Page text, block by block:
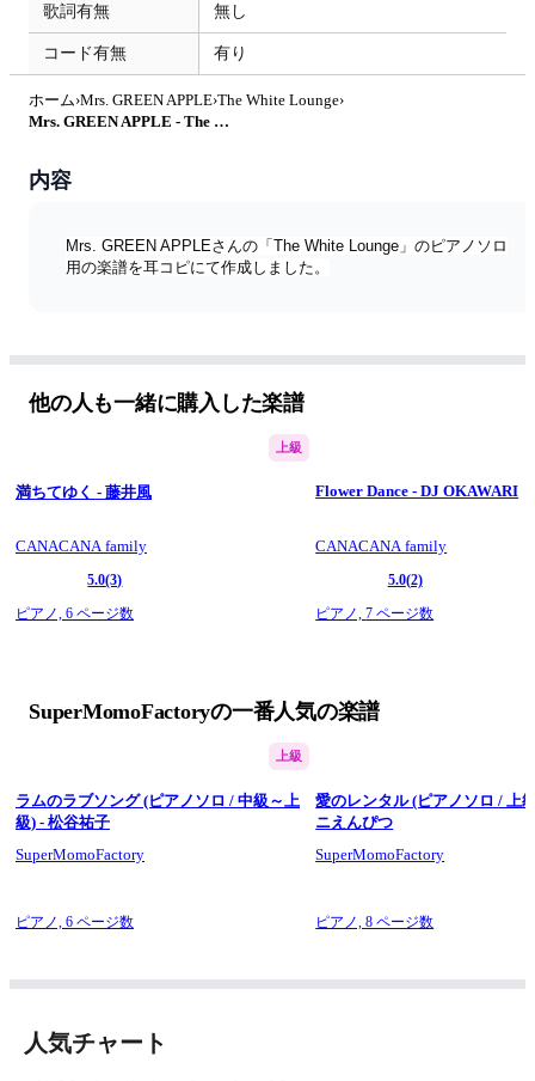
歌詞有無 無し
コード有無 有り
ホーム›Mrs. GREEN APPLE›The White Lounge›
Mrs. GREEN APPLE - The White Lounge (ピアノソロ / 中級～上級) by SuperMomoFactory
内容
Mrs. GREEN APPLEさんの「The White Lounge」のピアノソロ
用の楽譜を耳コピにて作成しました。
他の人も一緒に購入した楽譜
上級
満ちてゆく - 藤井風
CANACANA family
5.0(3)
ピアノ, 6 ページ数
Flower Dance - DJ OKAWARI
CANACANA family
5.0(2)
ピアノ,7 ページ数
SuperMomoFactoryの一番人気の楽譜
上級
ラムのラブソング (ピアノソロ / 中級～上
級) - 松谷祐子
SuperMomoFactory
ピアノ, 6 ページ数
愛のレンタル (ピアノソロ / 上
ニえんぴつ
SuperMomoFactory
ピアノ,8 ページ数
人気チャート